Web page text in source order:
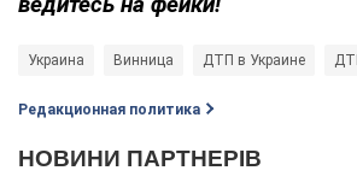
Украина Винница ДТП в Украине
Редакционная политика